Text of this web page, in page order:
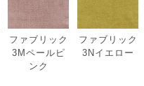
ファブリック
3Mペールピ
ンク
ファブリック
3Nイエロー